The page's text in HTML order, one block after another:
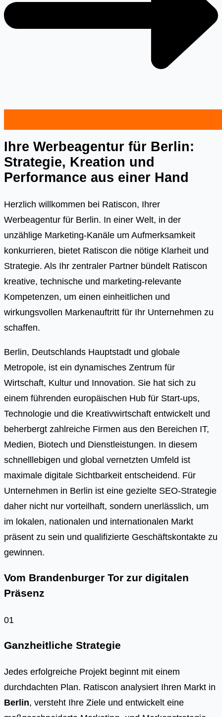
Ihre Werbeagentur für Berlin:
Strategie, Kreation und
Performance aus einer Hand
Herzlich willkommen bei Ratiscon, Ihrer
Werbeagentur für Berlin. In einer Welt, in der
unzählige Marketing-Kanäle um Aufmerksamkeit
konkurrieren, bietet Ratiscon die nötige Klarheit und
Strategie. Als Ihr zentraler Partner bündelt Ratiscon
kreative, technische und marketing-relevante
Kompetenzen, um einen einheitlichen und
wirkungsvollen Markenauftritt für Ihr Unternehmen zu
schaffen.
Berlin, Deutschlands Hauptstadt und globale
Metropole, ist ein dynamisches Zentrum für
Wirtschaft, Kultur und Innovation. Sie hat sich zu
einem führenden europäischen Hub für Start-ups,
Technologie und die Kreativwirtschaft entwickelt und
beherbergt zahlreiche Firmen aus den Bereichen IT,
Medien, Biotech und Dienstleistungen. In diesem
schnelllebigen und global vernetzten Umfeld ist
maximale digitale Sichtbarkeit entscheidend. Für
Unternehmen in Berlin ist eine gezielte SEO-Strategie
daher nicht nur vorteilhaft, sondern unerlässlich, um
im lokalen, nationalen und internationalen Markt
präsent zu sein und qualifizierte Geschäftskontakte zu
gewinnen.
Vom Brandenburger Tor zur digitalen
Präsenz
01
Ganzheitliche Strategie
Jedes erfolgreiche Projekt beginnt mit einem
durchdachten Plan. Ratiscon analysiert Ihren Markt in
Berlin, versteht Ihre Ziele und entwickelt eine